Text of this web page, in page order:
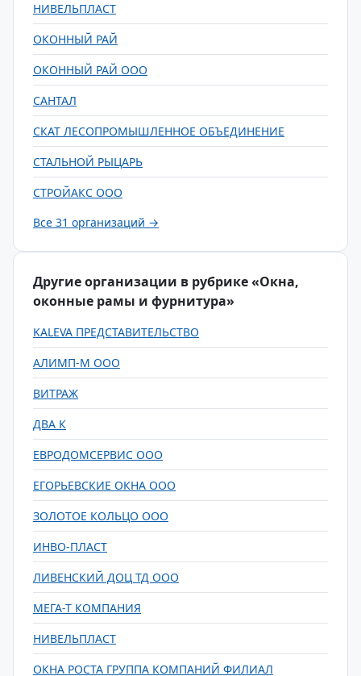
НИВЕЛЬПЛАСТ
ОКОННЫЙ РАЙ
ОКОННЫЙ РАЙ ООО
САНТАЛ
СКАТ ЛЕСОПРОМЫШЛЕННОЕ ОБЪЕДИНЕНИЕ
СТАЛЬНОЙ РЫЦАРЬ
СТРОЙАКС ООО
Все 31 организаций →
Другие организации в рубрике «Окна,
оконные рамы и фурнитура»
KALEVA ПРЕДСТАВИТЕЛЬСТВО
АЛИМП-М ООО
ВИТРАЖ
ДВА К
ЕВРОДОМСЕРВИС ООО
ЕГОРЬЕВСКИЕ ОКНА ООО
ЗОЛОТОЕ КОЛЬЦО ООО
ИНВО-ПЛАСТ
ЛИВЕНСКИЙ ДОЦ ТД ООО
МЕГА-Т КОМПАНИЯ
НИВЕЛЬПЛАСТ
ОКНА РОСТА ГРУППА КОМПАНИЙ ФИЛИАЛ